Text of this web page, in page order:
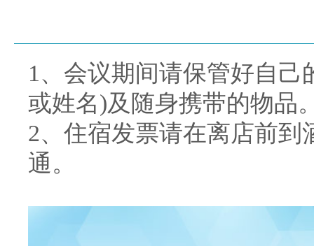
1、会议期间请保管好自
或姓名)及随身携带的物品
2、住宿发票请在离店前
通。